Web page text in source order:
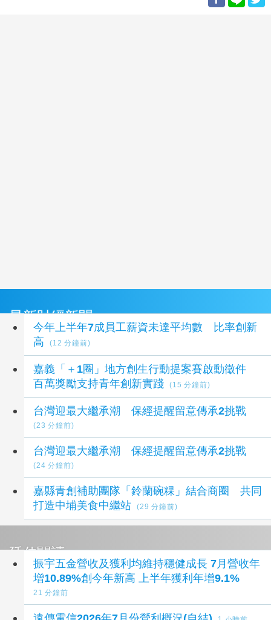
最新財經新聞
今年上半年7成員工薪資未達平均數 比率創新
高
(12 分鐘前)
嘉義「＋1圈」地方創生行動提案賽啟動徵件
百萬獎勵支持青年創新實踐
(15 分鐘前)
台灣迎最大繼承潮 保經提醒留意傳承2挑戰
(23 分鐘前)
台灣迎最大繼承潮 保經提醒留意傳承2挑戰
(24 分鐘前)
嘉縣青創補助團隊「鈴蘭碗粿」結合商圈 共同
打造中埔美食中繼站
(29 分鐘前)
延伸閱讀
振宇五金營收及獲利均維持穩健成長 7月營收年
增10.89%創今年新高 上半年獲利年增9.1%
21 分鐘前